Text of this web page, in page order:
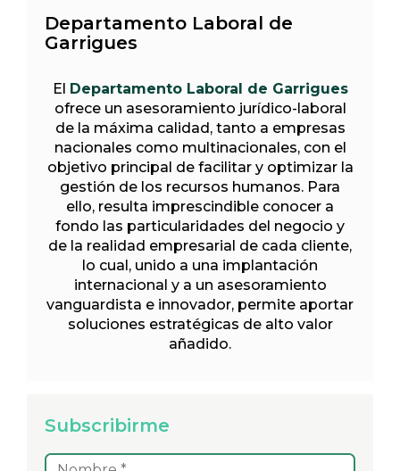
Departamento Laboral de
Garrigues
El
Departamento Laboral de Garrigues
ofrece un asesoramiento jurídico-laboral
de la máxima calidad, tanto a empresas
nacionales como multinacionales, con el
objetivo principal de facilitar y optimizar la
gestión de los recursos humanos. Para
ello, resulta imprescindible conocer a
fondo las particularidades del negocio y
de la realidad empresarial de cada cliente,
lo cual, unido a una implantación
internacional y a un asesoramiento
vanguardista e innovador, permite aportar
soluciones estratégicas de alto valor
añadido.
Subscribirme